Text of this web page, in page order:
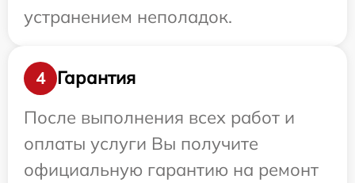
устранением неполадок.
4
Гарантия
После выполнения всех работ и
оплаты услуги Вы получите
официальную гарантию на ремонт